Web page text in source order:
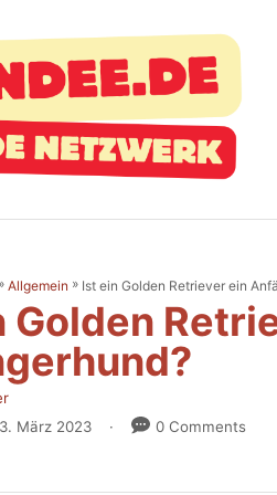
» Allgemein » Ist ein Golden Retriever ein
Golden
März 2023 0 Comments